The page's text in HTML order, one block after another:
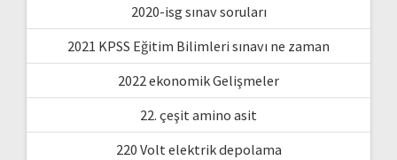
2020-isg sınav soruları
2021 KPSS Eğitim Bilimleri sınavı ne zaman
2022 ekonomik Gelişmeler
22. çeşit amino asit
220 Volt elektrik depolama